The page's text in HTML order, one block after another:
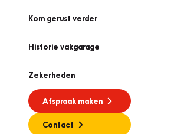
Kom gerust verder
Historie vakgarage
Zekerheden
Afspraak maken
Contact